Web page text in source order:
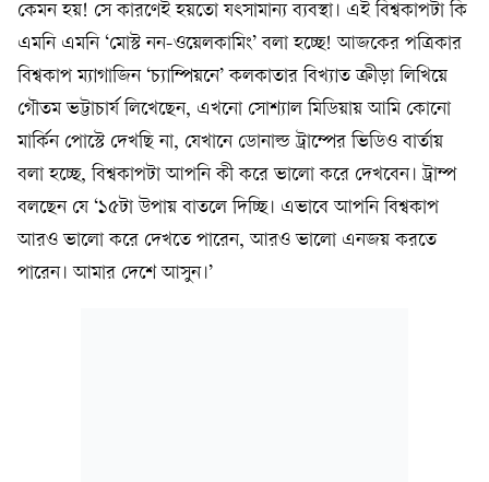
কেমন হয়! সে কারণেই হয়তো যৎসামান্য ব্যবস্থা। এই বিশ্বকাপটা কি
এমনি এমনি ‘মোস্ট নন-ওয়েলকামিং’ বলা হচ্ছে! আজকের পত্রিকার
বিশ্বকাপ ম্যাগাজিন ‘চ্যাম্পিয়নে’ কলকাতার বিখ্যাত ক্রীড়া লিখিয়ে
গৌতম ভট্টাচার্য লিখেছেন, এখনো সোশ্যাল মিডিয়ায় আমি কোনো
মার্কিন পোস্টে দেখছি না, যেখানে ডোনাল্ড ট্রাম্পের ভিডিও বার্তায়
বলা হচ্ছে, বিশ্বকাপটা আপনি কী করে ভালো করে দেখবেন। ট্রাম্প
বলছেন যে ‘১৫টা উপায় বাতলে দিচ্ছি। এভাবে আপনি বিশ্বকাপ
আরও ভালো করে দেখতে পারেন, আরও ভালো এনজয় করতে
পারেন। আমার দেশে আসুন।’